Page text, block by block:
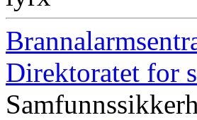
Direktoratet for